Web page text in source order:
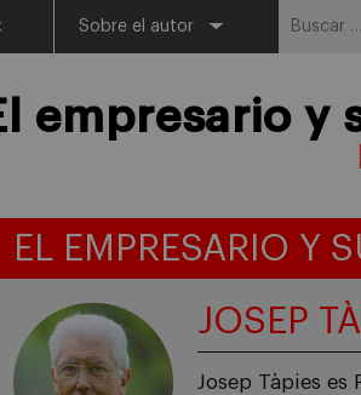
Sobre el autor
empresario y
EL EMPRESARIO Y
JOSEP
Josep Tàpies es